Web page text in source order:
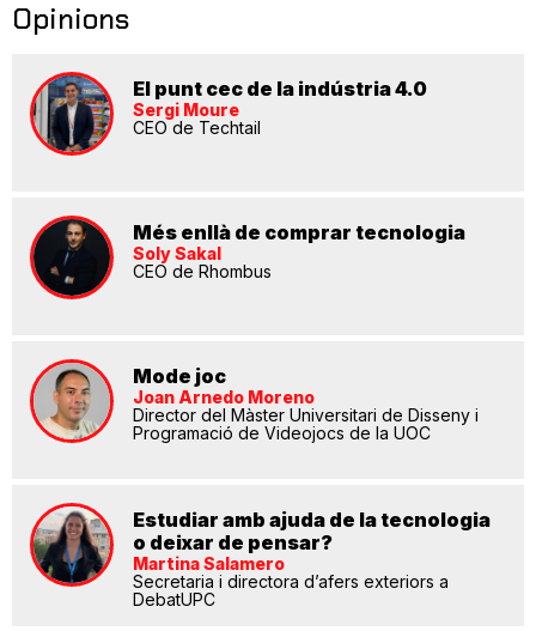
Opinions
El punt cec de la indústria 4.0
Sergi Moure
CEO de Techtail
Més enllà de comprar tecnologia
Soly Sakal
CEO de Rhombus
Mode joc
Joan Arnedo Moreno
Director del Màster Universitari de Disseny i
Programació de Videojocs de la UOC
Estudiar amb ajuda de la tecnologia
o deixar de pensar?
Martina Salamero
Secretaria i directora d’afers exteriors a
DebatUPC